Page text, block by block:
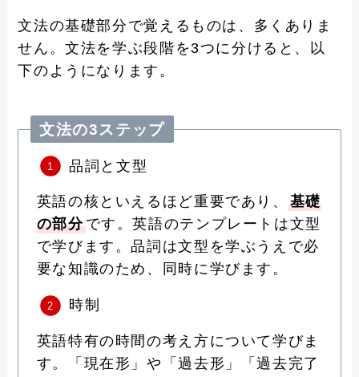
文法の基礎部分で覚えるものは、多くありま
せん。文法を学ぶ段階を3つに分けると、以
下のようになります。
文法の3ステップ
品詞と文型
英語の核といえるほど重要であり、 基礎
の部分です。英語のテンプレートは文型
で学びます。品詞は文型を学ぶうえで必
要な知識のため、同時に学びます。
時制
英語特有の時間の考え方について学びま
す。「現在形」や「過去形」「過去完了